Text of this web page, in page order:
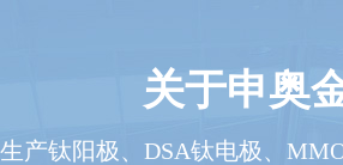
关于申奥
产钛阳极、DSA钛电极、